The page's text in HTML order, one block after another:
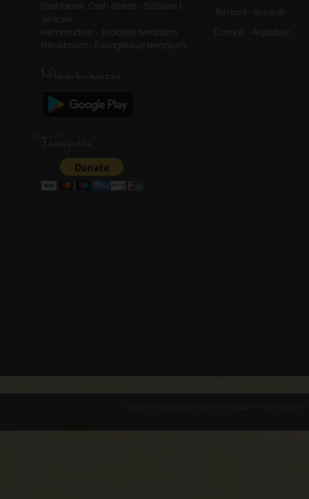
Csehberek, Cseh-Brézó - Szlatina I.
sáncvár
Tömörd - Ilonavár
Háromudvar - Erődített templom
Dömös - Árpádvár
Rimabrézó - Evangélikus templom
Mobilalkalmazás
Támogatás